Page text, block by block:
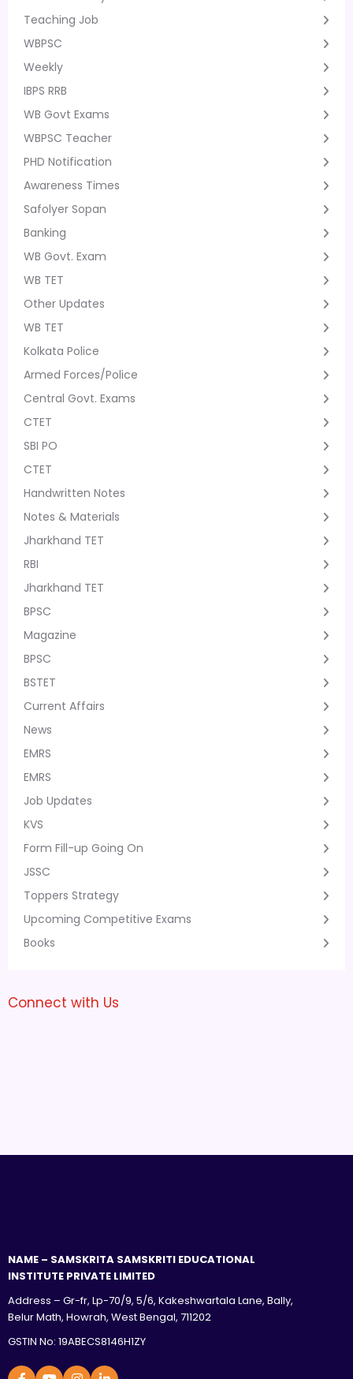
Teaching Job
WBPSC
Weekly
IBPS RRB
WB Govt Exams
WBPSC Teacher
PHD Notification
Awareness Times
Safolyer Sopan
Banking
WB Govt. Exam
WB TET
Other Updates
WB TET
Kolkata Police
Armed Forces/Police
Central Govt. Exams
CTET
SBI PO
CTET
Handwritten Notes
Notes & Materials
Jharkhand TET
RBI
Jharkhand TET
BPSC
Magazine
BPSC
BSTET
Current Affairs
News
EMRS
EMRS
Job Updates
KVS
Form Fill-up Going On
JSSC
Toppers Strategy
Upcoming Competitive Exams
Books
Connect with Us
NAME – SAMSKRITA SAMSKRITI EDUCATIONAL
INSTITUTE PRIVATE LIMITED
Address – Gr-fr, Lp-70/9, 5/6, Kakeshwartala Lane, Bally,
Belur Math, Howrah, West Bengal, 711202
GSTIN No: 19ABECS8146H1ZY